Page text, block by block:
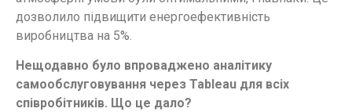
дозволило підвищити енергоефективність
виробництва на 5%.
Нещодавно було впроваджено аналітику
самообслуговування через Tableau для всіх
співробітників. Що це дало?